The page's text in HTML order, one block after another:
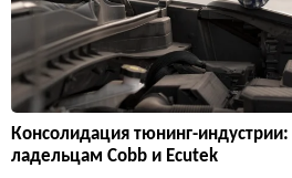
Консолидация тюнинг-
ладельцам Cobb и Ecutek